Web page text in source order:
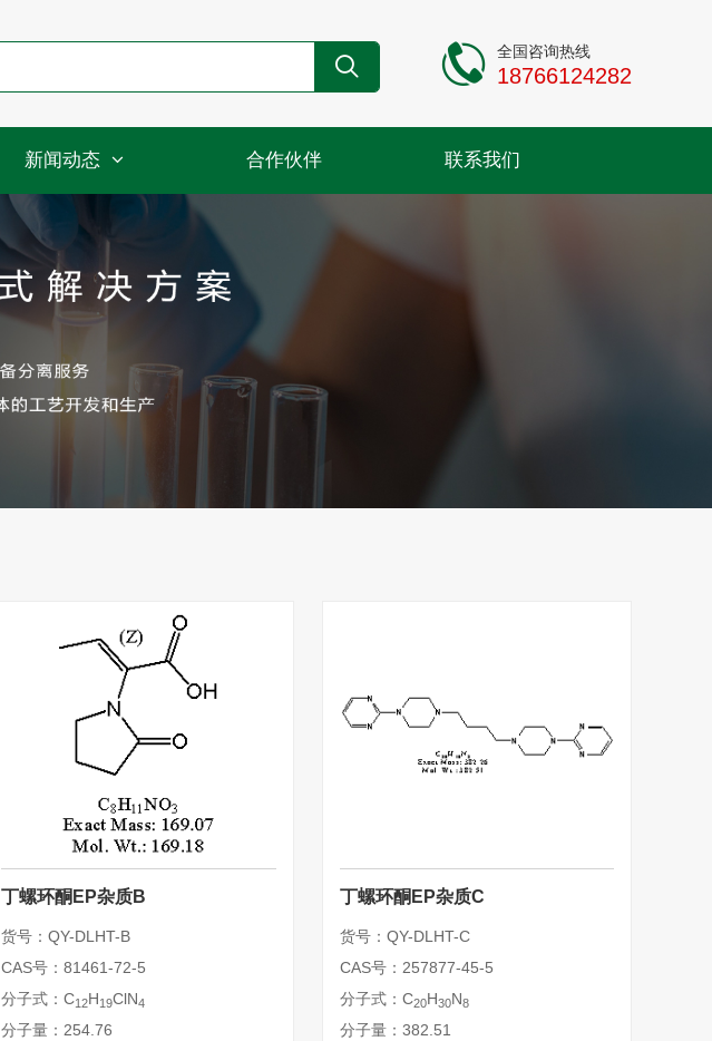
全国咨询热线
18766124282
新闻动态 合作伙伴 联系我们
丁螺环酮EP杂质B
货号：QY-DLHT-B
CAS号：81461-72-5
分子式：C12H19ClN4
分子量：254.76
丁螺环酮EP杂质C
货号：QY-DLHT-C
CAS号：257877-45-5
分子式：C20H30N8
分子量：382.51